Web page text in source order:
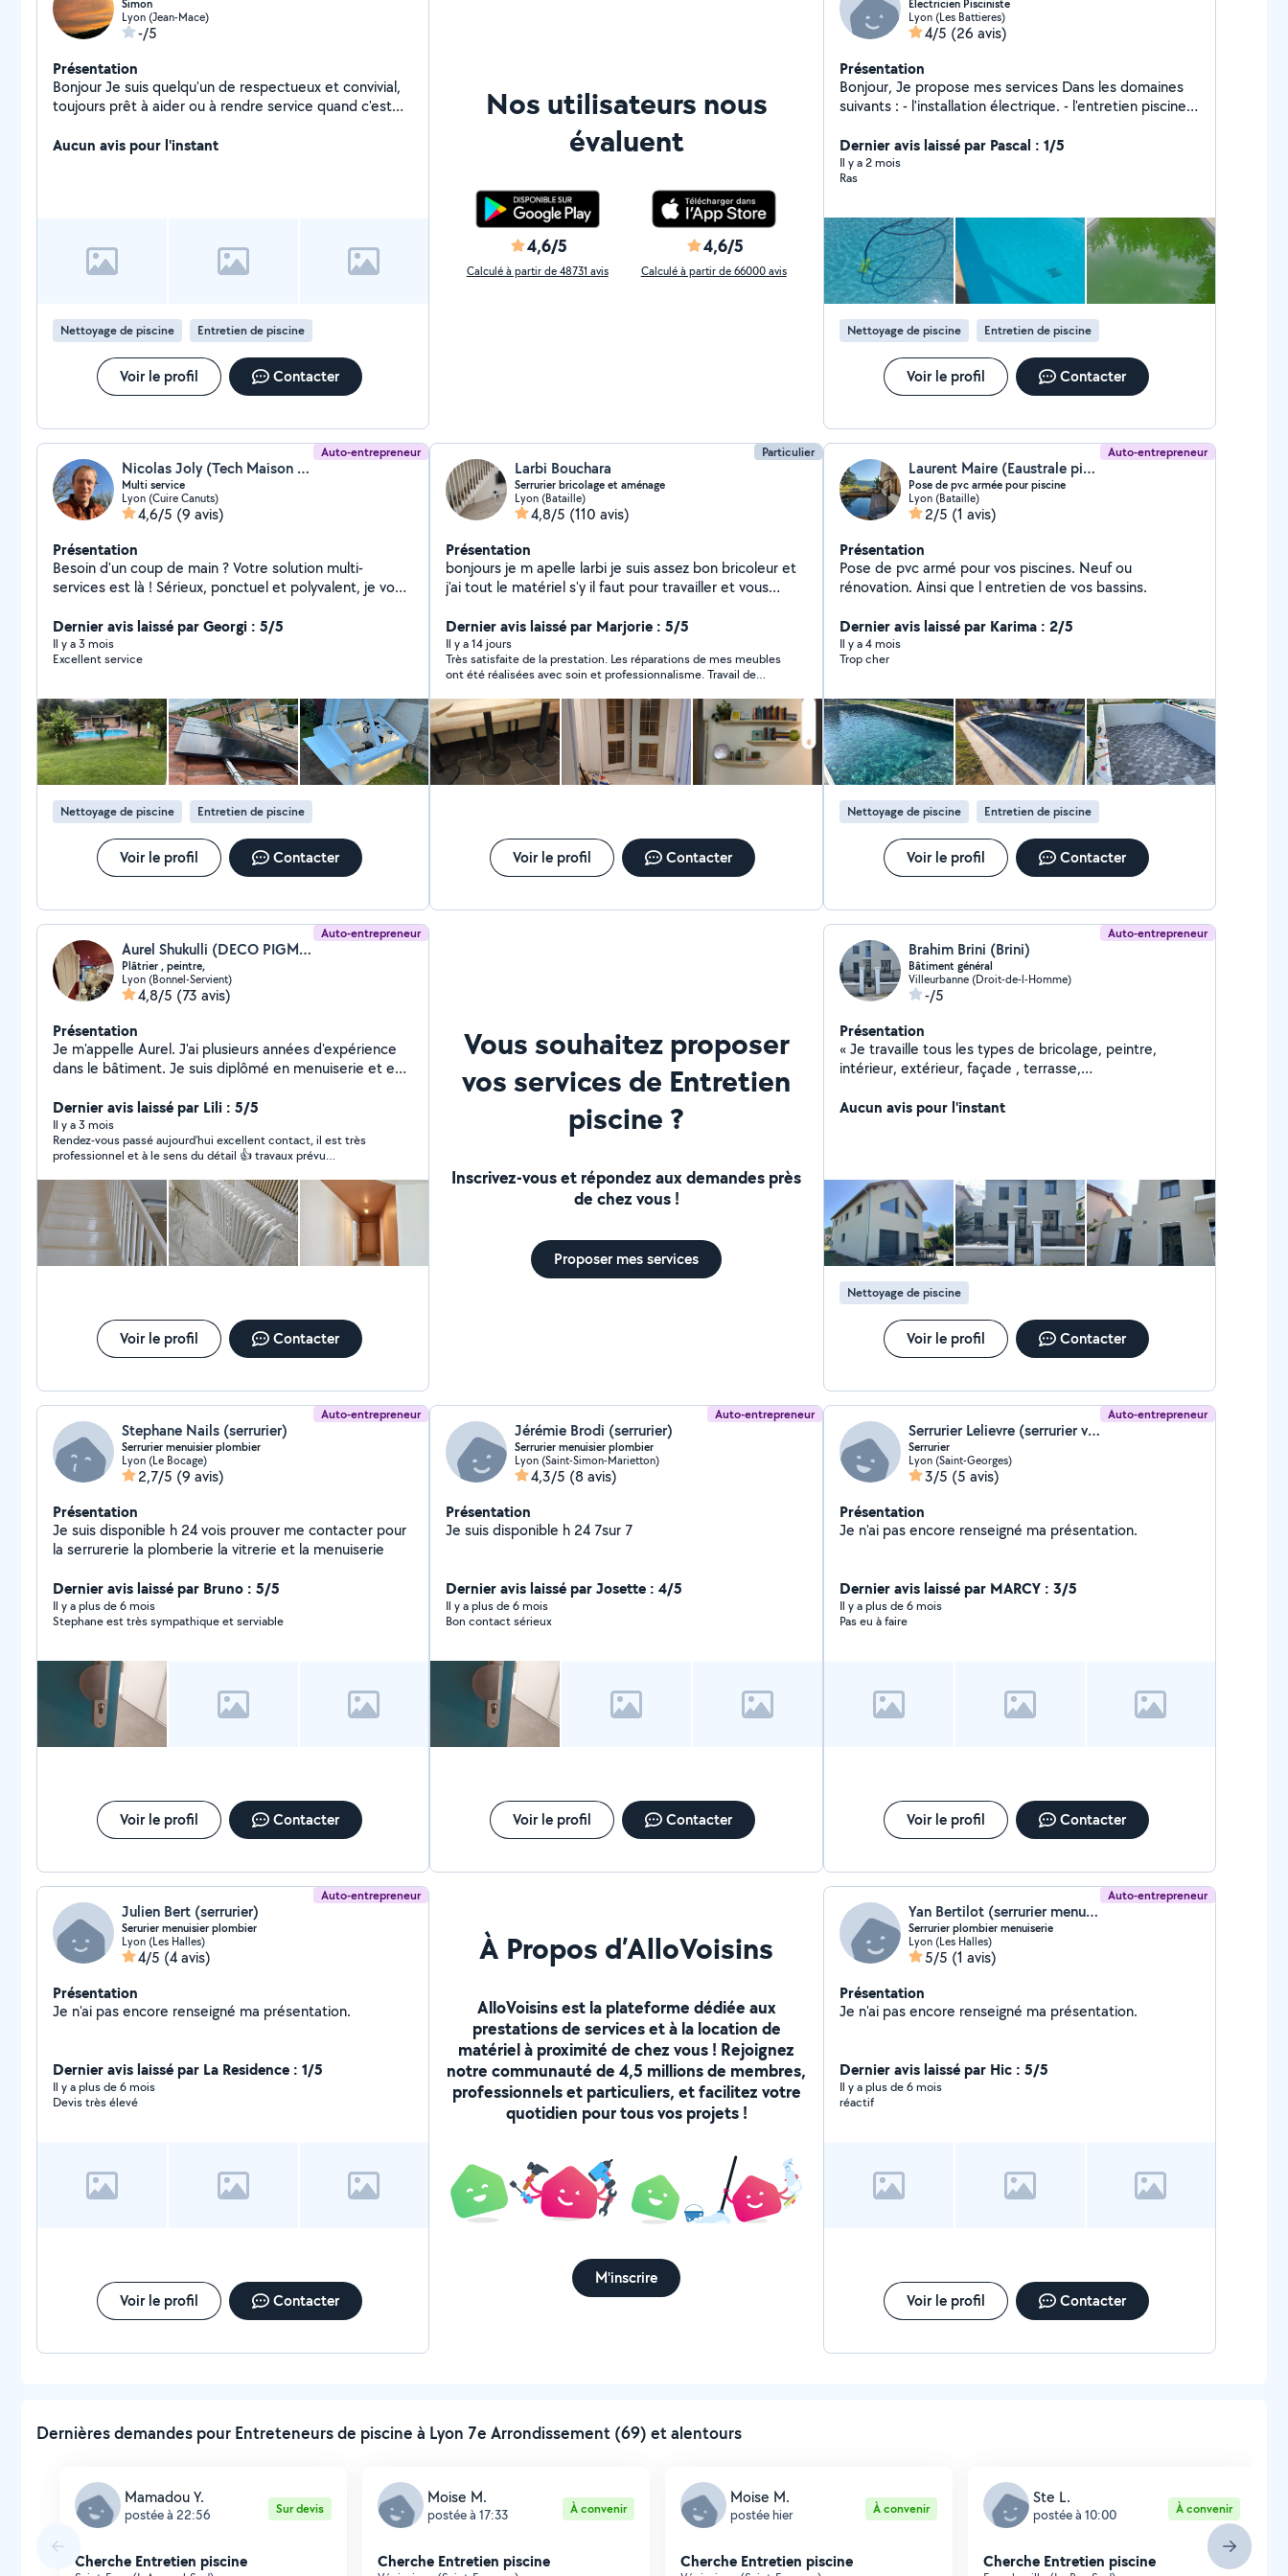
Simon
Lyon (Jean-Mace)
-/5
Présentation
Bonjour Je suis quelqu'un de respectueux et convivial,
toujours prêt à aider ou à rendre service quand c'est
simples entre voisins. N'hésitez pas à me contacter si
Aucun avis pour l'instant
Nettoyage de piscine Entretien de piscine
Voir le profil Contacter
Nos utilisateurs nous
évaluent
4,6/5
Calculé à partir de 48731 avis
4,6/5
Calculé à partir de 66000 avis
Electricien Pisciniste
Lyon (Les Battieres)
4/5 (26 avis)
Présentation
Bonjour, Je propose mes services Dans les domaines
suivants : - l'installation électrique. - l'entretien piscine.
de chacun.
Dernier avis laissé par Pascal : 1/5
Il y a 2 mois
Ras
Nettoyage de piscine Entretien de piscine
Voir le profil Contacter
Auto-entrepreneur
Nicolas Joly (Tech Maison Service)
Multi service
Lyon (Cuire Canuts)
4,6/5 (9 avis)
Présentation
Besoin d'un coup de main ? Votre solution multi-
services est là ! Sérieux, ponctuel et polyvalent, je vous
travaux : Bricolage (montage de meubles, étagères,
tringles, luminaires) Petits travaux d'électricité Petits
travaux de rénovation Jardinage et entretien extérieur
abri robot de tonte Construction abris extérieur
Entretien et maintenance piscine Petites réparations
du quotidien Aide diverse selon vos besoins Travail
soigné Intervention rapide Prix raisonnables Votre
satisfaction est ma priorité ! N'hésitez pas à me
contacter pour discuter de votre besoin, je réponds
rapidement. À très bientôt
Dernier avis laissé par Georgi : 5/5
Il y a 3 mois
Excellent service
Nettoyage de piscine Entretien de piscine
Voir le profil Contacter
Particulier
Larbi Bouchara
Serrurier bricolage et aménage
Lyon (Bataille)
4,8/5 (110 avis)
Présentation
bonjours je m apelle larbi je suis assez bon bricoleur et
j'ai tout le matériel s'y il faut pour travailler et vous
, rénovation., aménagement d intérieur .montage de
meuble cuisine décoration et aussi réparation et
fabrication d ouvrages métalliques. De préférence
travailler avec des personnes réalistes et non des
marchands de tapis. Devis gratuit
Dernier avis laissé par Marjorie : 5/5
Il y a 14 jours
Très satisfaite de la prestation. Les réparations de mes meubles
ont été réalisées avec soin et professionnalisme. Travail de
Voir le profil Contacter
Auto-entrepreneur
Laurent Maire (Eaustrale piscine)
Pose de pvc armée pour piscine
Lyon (Bataille)
2/5 (1 avis)
Présentation
Pose de pvc armé pour vos piscines. Neuf ou
rénovation. Ainsi que l entretien de vos bassins.
Dernier avis laissé par Karima : 2/5
Il y a 4 mois
Trop cher
Nettoyage de piscine Entretien de piscine
Voir le profil Contacter
Auto-entrepreneur
Aurel Shukulli (DECO PIGMENT LYON)
Plâtrier , peintre,
Lyon (Bonnel-Servient)
4,8/5 (73 avis)
Présentation
Je m'appelle Aurel. J'ai plusieurs années d'expérience
dans le bâtiment. Je suis diplômé en menuiserie et en
s'étend à une gamme variée de travaux de bricolage,
incluant le ponçage des murs, la peinture, le ratissage
et la bande à joint. Je reste à votre disposition.
N'hésitez pas à me contacter! Je me déplace
gratuitement pour voir les travaux et faire le devis Au
plaisir de travailler avec vous Bien cordialement Aurel
Dernier avis laissé par Lili : 5/5
Il y a 3 mois
Rendez-vous passé aujourd’hui excellent contact, il est très
professionnel et à le sens du détail 👍 travaux prévu
Voir le profil Contacter
Vous souhaitez proposer
vos services de Entretien
piscine ?
Inscrivez-vous et répondez aux demandes près
de chez vous !
Proposer mes services
Auto-entrepreneur
Brahim Brini (Brini)
Bâtiment général
Villeurbanne (Droit-de-l-Homme)
-/5
Présentation
« Je travaille tous les types de bricolage, peintre,
intérieur, extérieur, façade , terrasse,
Aucun avis pour l'instant
Nettoyage de piscine
Voir le profil Contacter
Auto-entrepreneur
Stephane Nails (serrurier)
Serrurier menuisier plombier
Lyon (Le Bocage)
2,7/5 (9 avis)
Présentation
Je suis disponible h 24 vois prouver me contacter pour
la serrurerie la plomberie la vitrerie et la menuiserie
Dernier avis laissé par Bruno : 5/5
Il y a plus de 6 mois
Stephane est très sympathique et serviable
Voir le profil Contacter
Auto-entrepreneur
Jérémie Brodi (serrurier)
Serrurier menuisier plombier
Lyon (Saint-Simon-Marietton)
4,3/5 (8 avis)
Présentation
Je suis disponible h 24 7sur 7
Dernier avis laissé par Josette : 4/5
Il y a plus de 6 mois
Bon contact sérieux
Voir le profil Contacter
Auto-entrepreneur
Serrurier Lelievre (serrurier vitrier)
Serrurier
Lyon (Saint-Georges)
3/5 (5 avis)
Présentation
Je n'ai pas encore renseigné ma présentation.
Dernier avis laissé par MARCY : 3/5
Il y a plus de 6 mois
Pas eu à faire
Voir le profil Contacter
Auto-entrepreneur
Julien Bert (serrurier)
Serurier menuisier plombier
Lyon (Les Halles)
4/5 (4 avis)
Présentation
Je n'ai pas encore renseigné ma présentation.
Dernier avis laissé par La Residence : 1/5
Il y a plus de 6 mois
Devis très élevé
Voir le profil Contacter
À Propos d’AlloVoisins
AlloVoisins est la plateforme dédiée aux
prestations de services et à la location de
matériel à proximité de chez vous ! Rejoignez
notre communauté de 4,5 millions de membres,
professionnels et particuliers, et facilitez votre
quotidien pour tous vos projets !
M'inscrire
Auto-entrepreneur
Yan Bertilot (serrurier menuiserie plomberie)
Serrurier plombier menuiserie
Lyon (Les Halles)
5/5 (1 avis)
Présentation
Je n'ai pas encore renseigné ma présentation.
Dernier avis laissé par Hic : 5/5
Il y a plus de 6 mois
réactif
Voir le profil Contacter
Dernières demandes pour Entreteneurs de piscine à Lyon 7e Arrondissement (69) et alentours
Mamadou Y.
postée à 22:56 Sur devis
Cherche Entretien piscine
Moise M.
postée à 17:33 À convenir
Cherche Entretien piscine
Moise M.
postée hier À convenir
Cherche Entretien piscine
Ste L.
postée à 10:00 À convenir
Cherche Entretien piscine